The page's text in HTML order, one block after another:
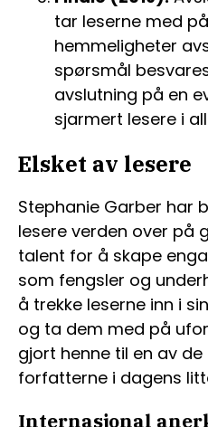
tar leserne med
hemmeligheter
spørsmål
avslutning på en
sjarmert lesere i
Elsket av lesere
Stephanie Garber har
lesere verden over på
talent for å skape
som fengsler og
å trekke leserne inn i
og ta dem med på
gjort henne til en av
forfatterne i dagens
Internasjonal